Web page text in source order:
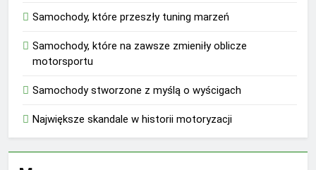
Samochody, które przeszły tuning marzeń
Samochody, które na zawsze zmieniły oblicze
motorsportu
Samochody stworzone z myślą o wyścigach
Największe skandale w historii motoryzacji